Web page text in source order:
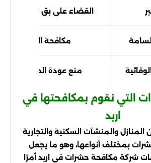
القضاء على بق الفراش
مكافحة الفئران
منع عودة الحشرات عبر
التي نقوم بمكافحتها في
اربد
المنازل والمنشآت السكنية والتجارية
بمختلف أنواعها، وهو ما يجعل
شركة مكافحة حشرات في اربد أمرًا